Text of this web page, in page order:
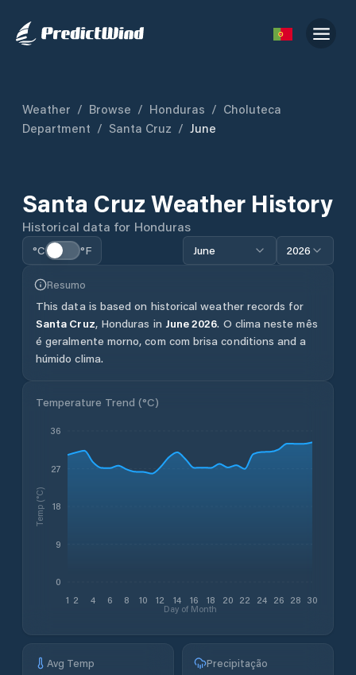
Weather / Browse / Honduras / Choluteca
Department / Santa Cruz / June
Santa CruzWeather History
Historical data for Honduras
°C °F June 2026
Resumo
This data is based on historical weather records for
Santa Cruz, Honduras in June2026. O clima neste mês
é geralmente morno, com com brisa conditions and a
húmido clima.
Temperature Trend (°C)
1 2 4 6 8 10 12 14 16 18 20 22 24 26 28 30
Day of Month
0
9
18
27
36
Temp (°C)
Avg Temp Precipitação